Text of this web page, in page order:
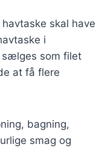
skal have
i
sælges som filet
at få flere
bagning,
smag og